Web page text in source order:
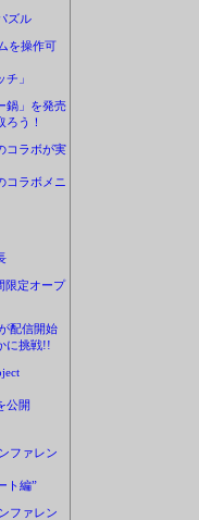
ズル
を操作可
」
鍋」を発売
う！
コラボが実
コラボメニ
限定オープ
配信開始
に挑戦!!
公開
ファレン
ト編”
ファレン